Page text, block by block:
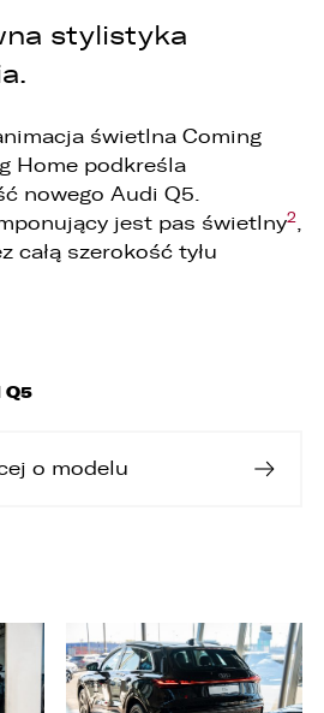
stylistyka
świetlna Coming
Home podkreśla
nowego Audi Q5.
jest pas świetlny2,
całą szerokość tyłu
Q5
o modelu
osobowych i w sprawie
danych „RODO”),
przetwarzania
ul. Opolska 2c 45-960 Opole,
sp. z o.o. ul. Portowa 2 44-100